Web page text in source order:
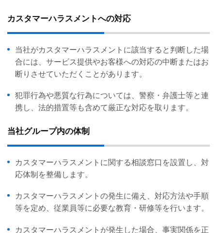
カスタマーハラスメントへの対応
当社がカスタマーハラスメントに該当すると判断した場
合には、サービス提供やお客様への対応の中断またはお
断りさせていただくことがあります。
犯罪行為や悪質な行為については、警察・弁護士等と連
携し、法的措置等も含めて厳正な対応を取ります。
当社グループ内の体制
カスタマーハラスメントに関する相談窓口を設置し、対
応体制を整備します。
カスタマーハラスメントの発生に備え、対応方法や手順
等を定め、従業員等に必要な教育・研修等を行います。
カスタマーハラスメントが発生した場合、事実関係を正